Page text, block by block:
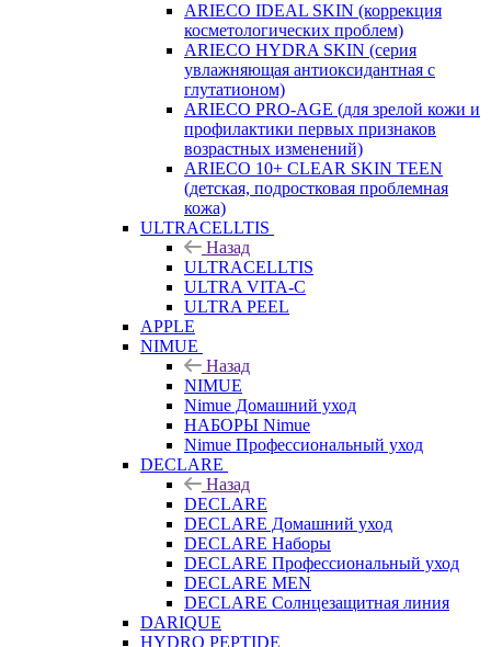
ARIECO IDEAL SKIN (коррекция
косметологических проблем)
ARIECO HYDRA SKIN (серия
увлажняющая антиоксидантная с
глутатионом)
ARIECO PRO-AGE (для зрелой кожи и
профилактики первых признаков
возрастных изменений)
ARIECO 10+ CLEAR SKIN TEEN
(детская, подростковая проблемная
кожа)
ULTRACELLTIS
Назад
ULTRACELLTIS
ULTRA VITA-C
ULTRA PEEL
APPLE
NIMUE
Назад
NIMUE
Nimue Домашний уход
НАБОРЫ Nimue
Nimue Профессиональный уход
DECLARE
Назад
DECLARE
DECLARE Домашний уход
DECLARE Наборы
DECLARE Профессиональный уход
DECLARE MEN
DECLARE Солнцезащитная линия
DARIQUE
HYDRO PEPTIDE